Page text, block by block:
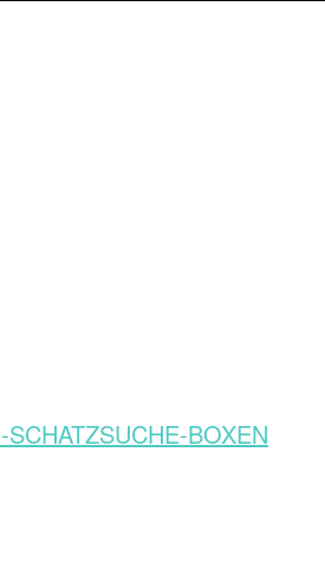
BOXEN